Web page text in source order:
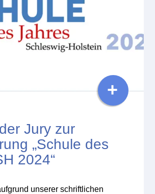
Jury zur
„Schule des
2024“
unserer schriftlichen
+